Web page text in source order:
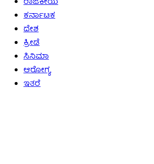
ಕರ್ನಾಟಕ
ದೇಶ
ಕ್ರೀಡೆ
ಸಿನಿಮಾ
ಆರೋಗ್ಯ
ಇತರೆ